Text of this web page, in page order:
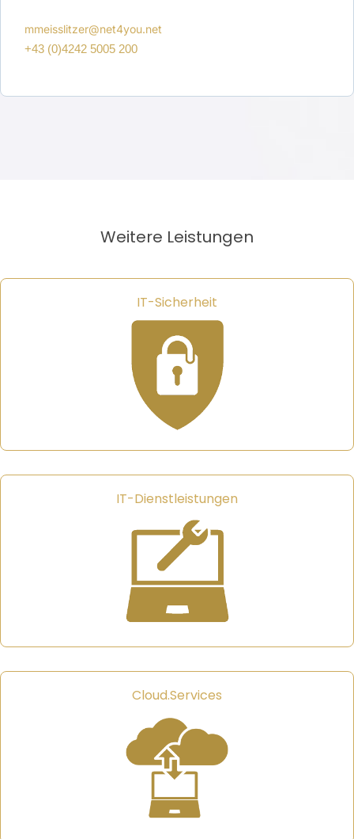
mmeisslitzer@net4you.net
+43 (0)4242 5005 200
Weitere Leistungen
IT-Sicherheit
IT-Dienstleistungen
Cloud.Services